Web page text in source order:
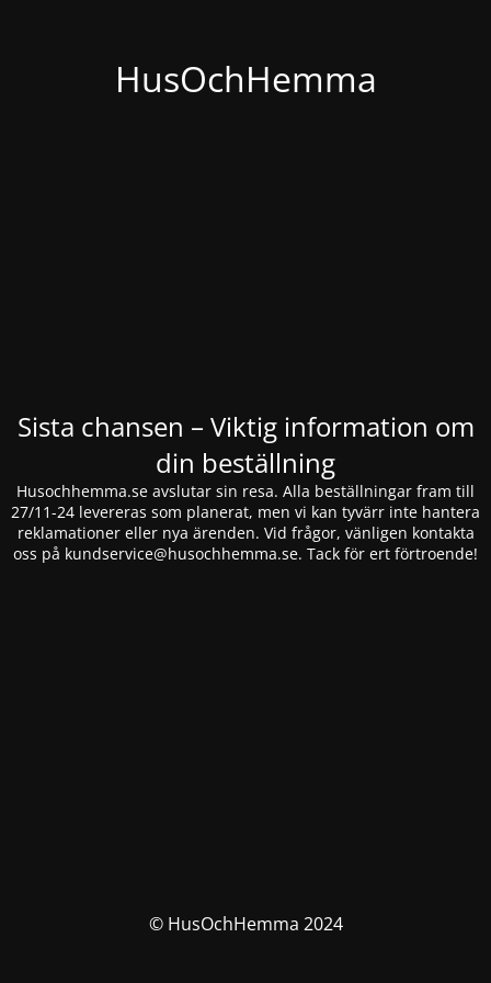
HusOchHemma
Sista chansen – Viktig information om
din beställning
Husochhemma.se avslutar sin resa. Alla beställningar fram till
27/11-24 levereras som planerat, men vi kan tyvärr inte hantera
reklamationer eller nya ärenden. Vid frågor, vänligen kontakta
oss på kundservice@husochhemma.se. Tack för ert förtroende!
© HusOchHemma 2024